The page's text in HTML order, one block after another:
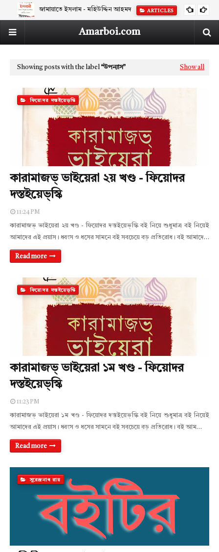
জামায়াতে ইসলাম - মহিউদ্দিন আহমদ ARTICLES
Amarboi.com
Showing posts with the label উপন্যাস Show all
ফিয়োদর দস্তইয়েভ্‌স্কি
কারামাজভ্‌ ভাইয়েরা ২য় খণ্ড - ফিয়োদর
দস্তইয়েভ্‌স্কি
11:24 PM
কারামাজভ্‌ ভাইয়েরা ২য় খণ্ড - ফিয়োদর দস্তইয়েভ্‌স্কি বই নিয়ে শুধুমাত্র বই নিয়েই
আমাদের এই প্রয়াস। ধ্বংস ও ধসের সামনে বই সবচেয়ে বড় প্রতিরোধ। বই আমাদে…
Read more
ফিয়োদর দস্তইয়েভ্‌স্কি
কারামাজভ্‌ ভাইয়েরা ১ম খণ্ড - ফিয়োদর
দস্তইয়েভ্‌স্কি
11:23 PM
কারামাজভ্‌ ভাইয়েরা ১ম খণ্ড - ফিয়োদর দস্তইয়েভ্‌স্কি বই নিয়ে শুধুমাত্র বই নিয়েই
আমাদের এই প্রয়াস। ধ্বংস ও ধসের সামনে বই সবচেয়ে বড় প্রতিরোধ। বই আম…
Read more
সুরেন্দ্রনাথ রায়